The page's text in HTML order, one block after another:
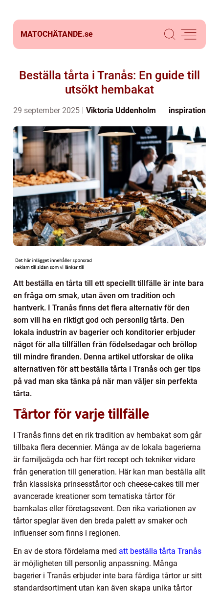
MATOCHÄTANDE.se
Beställa tårta i Tranås: En guide till
utsökt hembakat
29 september 2025 Viktoria Uddenholm inspiration
Att beställa en tårta till ett speciellt tillfälle är inte bara
en fråga om smak, utan även om tradition och
hantverk. I Tranås finns det flera alternativ för den
som vill ha en riktigt god och personlig tårta. Den
lokala industrin av bagerier och konditorier erbjuder
något för alla tillfällen från födelsedagar och bröllop
till mindre firanden. Denna artikel utforskar de olika
alternativen för att beställa tårta i Tranås och ger tips
på vad man ska tänka på när man väljer sin perfekta
tårta.
Tårtor för varje tillfälle
I Tranås finns det en rik tradition av hembakat som går
tillbaka flera decennier. Många av de lokala bagerierna
är familjeägda och har fört recept och tekniker vidare
från generation till generation. Här kan man beställa allt
från klassiska prinsesstårtor och cheese-cakes till mer
avancerade kreationer som tematiska tårtor för
barnkalas eller företagsevent. Den rika variationen av
tårtor speglar även den breda palett av smaker och
influenser som finns i regionen.
En av de stora fördelarna med att beställa tårta Tranås
är möjligheten till personlig anpassning. Många
bagerier i Tranås erbjuder inte bara färdiga tårtor ur sitt
standardsortiment utan kan även skapa unika tårtor